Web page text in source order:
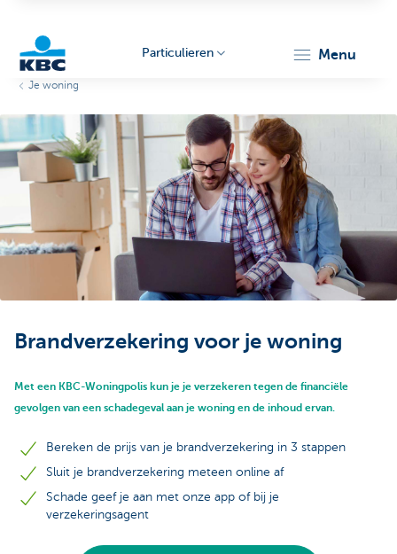
Particulieren
Particulieren menu
Je woning
Brandverzekering voor je woning
Met een KBC-Woningpolis kun je je verzekeren tegen de financiële
gevolgen van een schadegeval aan je woning en de inhoud ervan.
Bereken de prijs van je brandverzekering in 3 stappen
Sluit je brandverzekering meteen online af
Schade geef je aan met onze app of bij je
verzekeringsagent